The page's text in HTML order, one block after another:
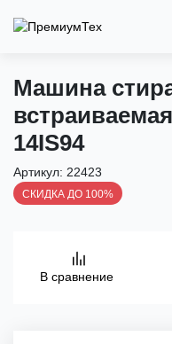
Машина
14IS94
Артикул: 22423
СКИДКА ДО 100%
В сравнение